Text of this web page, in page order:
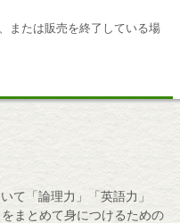
または販売を終了している場
て「論理力」「英語力」
まとめて身につけるための